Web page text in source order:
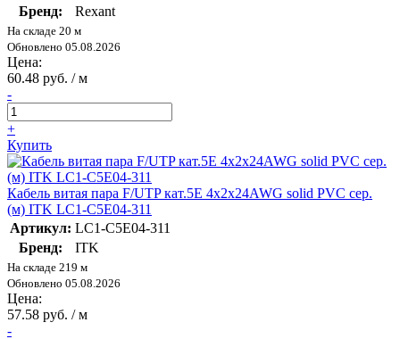
Бренд:
Rexant
На складе 20 м
Обновлено 05.08.2026
Цена:
60.48 руб. / м
-
+
Купить
Кабель витая пара F/UTP кат.5E 4х2х24AWG solid PVC сер.
(м) ITK LC1-C5E04-311
Артикул: LC1-C5E04-311
Бренд:
ITK
На складе 219 м
Обновлено 05.08.2026
Цена:
57.58 руб. / м
-